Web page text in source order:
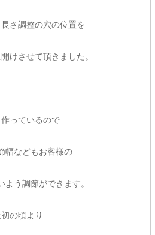
さ調整の穴の位置を
けさせて頂きました。
っているので
幅などもお客様の
よう調節ができます。
の頃より